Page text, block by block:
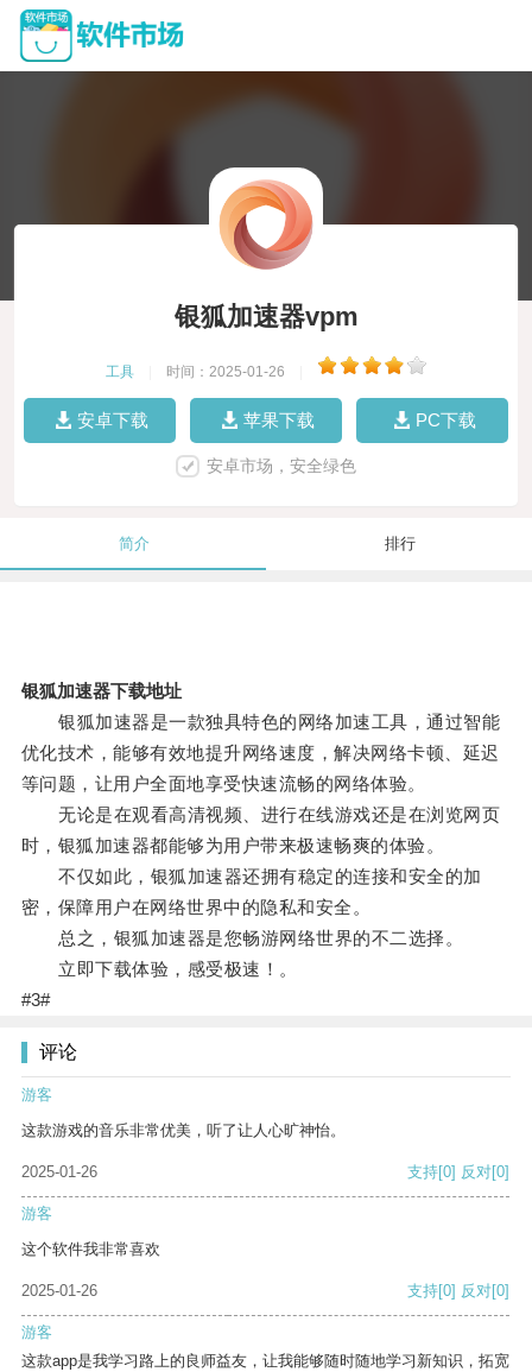
银狐加速器vpm
工具 时间：2025-01-26
安卓下载 苹果下载 PC下载
安卓市场，安全绿色
简介 排行
银狐加速器下载地址
银狐加速器是一款独具特色的网络加速工具，通过智能
优化技术，能够有效地提升网络速度，解决网络卡顿、延迟
等问题，让用户全面地享受快速流畅的网络体验。
无论是在观看高清视频、进行在线游戏还是在浏览网页
时，银狐加速器都能够为用户带来极速畅爽的体验。
不仅如此，银狐加速器还拥有稳定的连接和安全的加
密，保障用户在网络世界中的隐私和安全。
总之，银狐加速器是您畅游网络世界的不二选择。
立即下载体验，感受极速！。
#3#
评论
游客
这款游戏的音乐非常优美，听了让人心旷神怡。
2025-01-26 支持[0] 反对[0]
游客
这个软件我非常喜欢
2025-01-26 支持[0] 反对[0]
游客
这款app是我学习路上的良师益友，让我能够随时随地学习新知识，拓宽